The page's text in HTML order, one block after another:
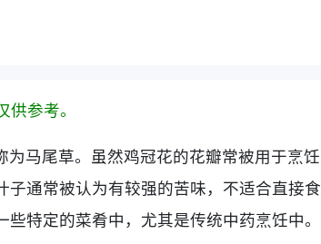
供参考。
马尾草。虽然鸡冠花的花瓣常被用于烹饪
通常被认为有较强的苦味，不适合直接食
特定的菜肴中，尤其是传统中药烹饪中。